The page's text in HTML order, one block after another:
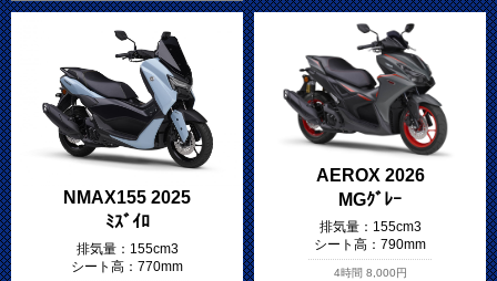
NMAX155 2025
ﾐｽﾞｲﾛ
排気量： 155cm3
シート高： 770mm
AEROX 2026
MGｸﾞﾚｰ
排気量： 155cm3
シート高： 790mm
4時間 8,000円